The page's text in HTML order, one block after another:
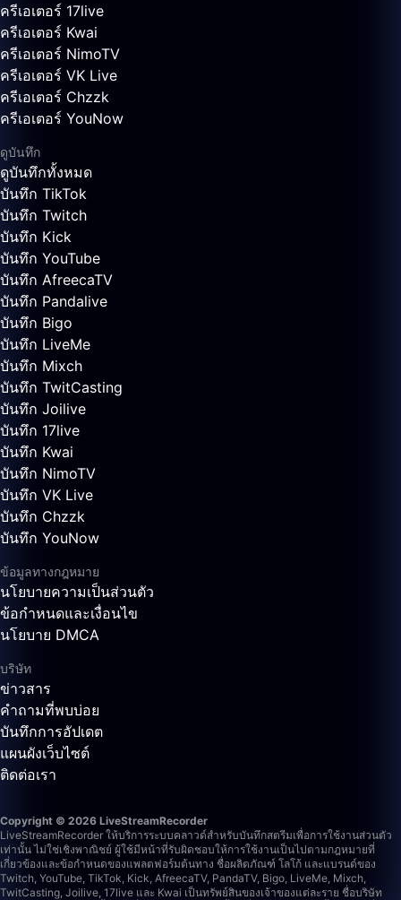
ครีเอเตอร์ 17live
ครีเอเตอร์ Kwai
ครีเอเตอร์ NimoTV
ครีเอเตอร์ VK Live
ครีเอเตอร์ Chzzk
ครีเอเตอร์ YouNow
ดูบันทึก
ดูบันทึกทั้งหมด
บันทึก TikTok
บันทึก Twitch
บันทึก Kick
บันทึก YouTube
บันทึก AfreecaTV
บันทึก Pandalive
บันทึก Bigo
บันทึก LiveMe
บันทึก Mixch
บันทึก TwitCasting
บันทึก Joilive
บันทึก 17live
บันทึก Kwai
บันทึก NimoTV
บันทึก VK Live
บันทึก Chzzk
บันทึก YouNow
ข้อมูลทางกฎหมาย
นโยบายความเป็นส่วนตัว
ข้อกำหนดและเงื่อนไข
นโยบาย DMCA
บริษัท
ข่าวสาร
คำถามที่พบบ่อย
บันทึกการอัปเดต
แผนผังเว็บไซต์
ติดต่อเรา
Copyright © 2026 LiveStreamRecorder
LiveStreamRecorder ให้บริการระบบคลาวด์สำหรับบันทึกสตรีมเพื่อการใช้งานส่วนตัว
เท่านั้น ไม่ใช่เชิงพาณิชย์ ผู้ใช้มีหน้าที่รับผิดชอบให้การใช้งานเป็นไปตามกฎหมายที่
เกี่ยวข้องและข้อกำหนดของแพลตฟอร์มต้นทาง ชื่อผลิตภัณฑ์ โลโก้ และแบรนด์ของ
Twitch, YouTube, TikTok, Kick, AfreecaTV, PandaTV, Bigo, LiveMe, Mixch,
TwitCasting, Joilive, 17live และ Kwai เป็นทรัพย์สินของเจ้าของแต่ละราย ชื่อบริษัท